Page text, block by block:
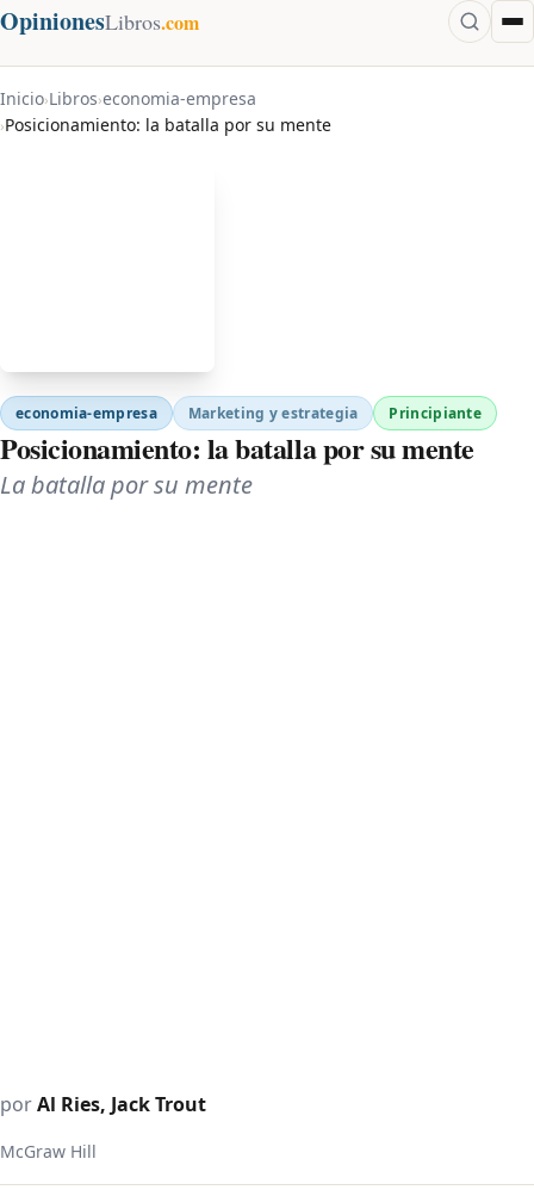
OpinionesLibros.com
Inicio›Libros›economia-empresa
›Posicionamiento: la batalla por su mente
economia-empresa Marketing y estrategia Principiante
Posicionamiento: la batalla por su mente
La batalla por su mente
porAl Ries, Jack Trout
McGraw Hill